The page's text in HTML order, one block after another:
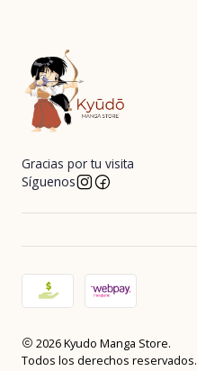
Gracias por tu visita
Síguenos
2026 Kyudo Manga Store.
Todos los derechos reservados.